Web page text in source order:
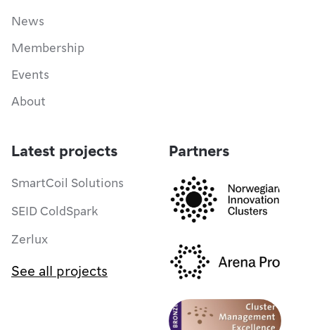
News
Membership
Events
About
Latest projects
SmartCoil Solutions
SEID ColdSpark
Zerlux
See all projects
Partners